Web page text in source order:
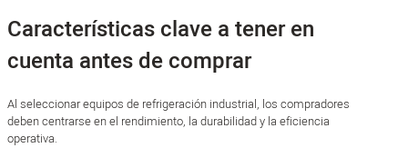
Características clave a tener en
cuenta antes de comprar
Al seleccionar equipos de refrigeración industrial, los compradores
deben centrarse en el rendimiento, la durabilidad y la eficiencia
operativa.